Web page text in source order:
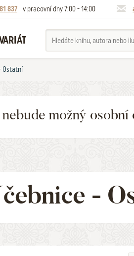
837 v pracovní dny 7:00 - 14:00
Ostatní
možný
-